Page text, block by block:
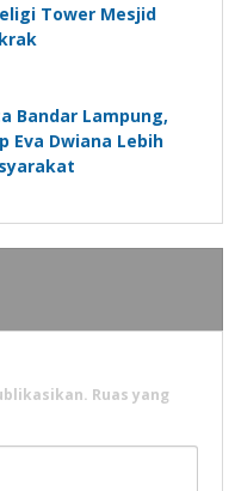
Tower Mesjid
Bandar Lampung,
Eva Dwiana Lebih
Ruas yang